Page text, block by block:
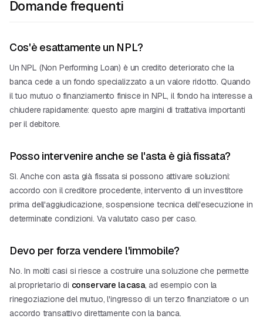
Domande frequenti
Cos'è esattamente un NPL?
Un NPL (Non Performing Loan) è un credito deteriorato che la
banca cede a un fondo specializzato a un valore ridotto. Quando
il tuo mutuo o finanziamento finisce in NPL, il fondo ha interesse a
chiudere rapidamente: questo apre margini di trattativa importanti
per il debitore.
Posso intervenire anche se l'asta è già fissata?
Sì. Anche con asta già fissata si possono attivare soluzioni:
accordo con il creditore procedente, intervento di un investitore
prima dell'aggiudicazione, sospensione tecnica dell'esecuzione in
determinate condizioni. Va valutato caso per caso.
Devo per forza vendere l'immobile?
No. In molti casi si riesce a costruire una soluzione che permette
al proprietario di conservare la casa, ad esempio con la
rinegoziazione del mutuo, l'ingresso di un terzo finanziatore o un
accordo transattivo direttamente con la banca.